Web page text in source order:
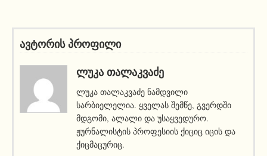
ავტორის პროფილი
ᲚᲣᲙᲐ ᲗᲐᲚᲐᲙᲕᲐᲫᲔ
ლუკა თალაკვაძე ნამდვილი
სარბიელელია. ყველას შემწე, გვერდში
მდგომი, ალალი და უსაყვედურო.
ჟურნალისტის პროფესიის ქიციც იცის და
ქიცმაცურიც.